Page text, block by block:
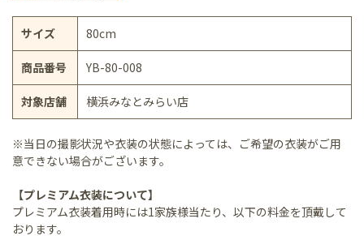
サイズ 80cm
商品番号 YB-80-008
対象店舗 横浜みなとみらい店
※当日の撮影状況や衣装の状態によっては、ご希望の衣装がご用
意できない場合がございます。
【プレミアム衣装について】
プレミアム衣装着用時には1家族様当たり、以下の料金を頂戴して
おります。